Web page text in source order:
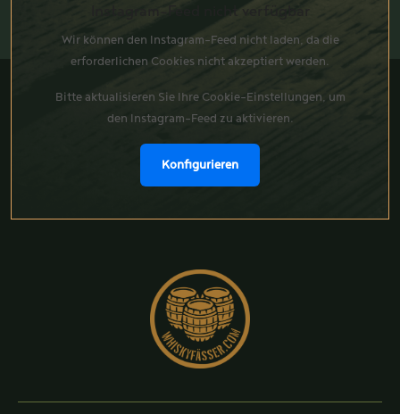
Instagram-Feed nicht verfügbar
Wir können den Instagram-Feed nicht laden, da die
erforderlichen Cookies nicht akzeptiert werden.
Bitte aktualisieren Sie Ihre Cookie-Einstellungen, um
den Instagram-Feed zu aktivieren.
Konfigurieren